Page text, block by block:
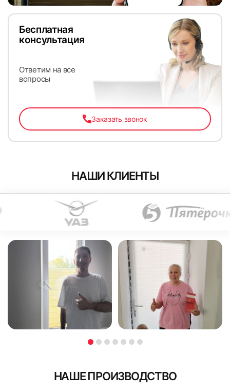
Бесплатная
консультация
Ответим на все
вопросы
Заказать звонок
67
71 72
74
НАШИ КЛИЕНТЫ
НАШЕ ПРОИЗВОДСТВО